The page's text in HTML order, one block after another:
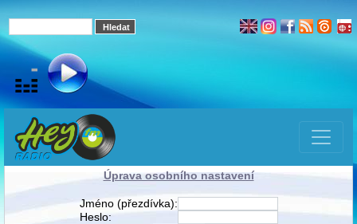
Úprava osobního nastavení
Jméno (přezdívka):
Heslo: